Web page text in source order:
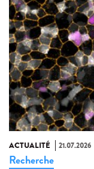
ACTUALITÉ 21.07.2026
Recherche